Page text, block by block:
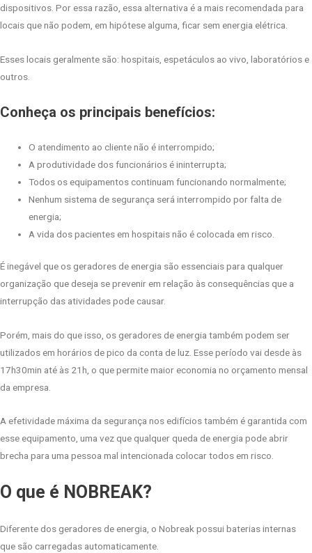
dispositivos. Por essa razão, essa alternativa é a mais recomendada para
locais que não podem, em hipótese alguma, ficar sem energia elétrica.
Esses locais geralmente são: hospitais, espetáculos ao vivo, laboratórios e
outros.
Conheça os principais benefícios:
O atendimento ao cliente não é interrompido;
A produtividade dos funcionários é ininterrupta;
Todos os equipamentos continuam funcionando normalmente;
Nenhum sistema de segurança será interrompido por falta de
energia;
A vida dos pacientes em hospitais não é colocada em risco.
É inegável que os geradores de energia são essenciais para qualquer
organização que deseja se prevenir em relação às consequências que a
interrupção das atividades pode causar.
Porém, mais do que isso, os geradores de energia também podem ser
utilizados em horários de pico da conta de luz. Esse período vai desde às
17h30min até às 21h, o que permite maior economia no orçamento mensal
da empresa.
A efetividade máxima da segurança nos edifícios também é garantida com
esse equipamento, uma vez que qualquer queda de energia pode abrir
brecha para uma pessoa mal intencionada colocar todos em risco.
O que é NOBREAK?
Diferente dos geradores de energia, o Nobreak possui baterias internas
que são carregadas automaticamente.